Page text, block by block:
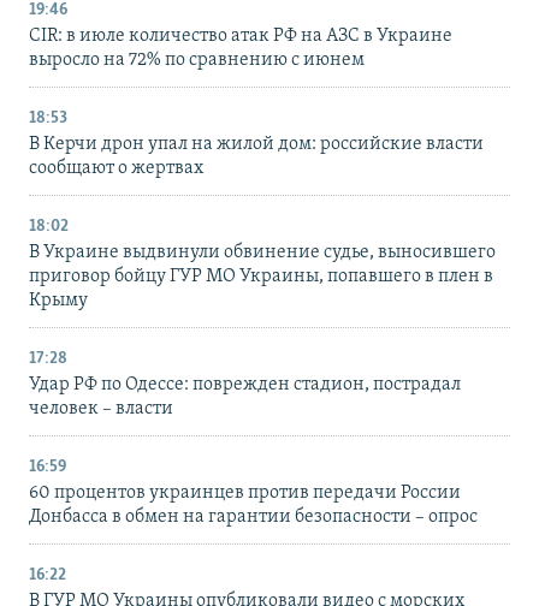
19:46
CIR: в июле количество атак РФ на АЗС в Украине
выросло на 72% по сравнению с июнем
18:53
В Керчи дрон упал на жилой дом: российские власти
сообщают о жертвах
18:02
В Украине выдвинули обвинение судье, выносившего
приговор бойцу ГУР МО Украины, попавшего в плен в
Крыму
17:28
Удар РФ по Одессе: поврежден стадион, пострадал
человек – власти
16:59
60 процентов украинцев против передачи России
Донбасса в обмен на гарантии безопасности – опрос
16:22
В ГУР МО Украины опубликовали видео с морских